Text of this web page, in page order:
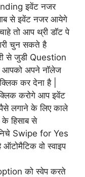
इवेंट नजर
से इवेंट नजर आयेगे
तो आप थ्री डॉट पे
चुन सकते है
से जुडी Question
आपको अपने नॉलेज
कर देना है |
करोगे आप इवेंट
लगाने के लिए काले
हिसाब से
Swipe for Yes
वो स्वाइप
को स्वेप करते